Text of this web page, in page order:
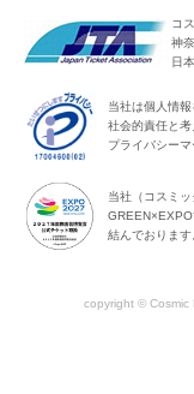
コ
神
日
当社は個人情
社会的責任と考
プライバシーマ
当社（コスミ
結んでおります
copyright © Cosmic